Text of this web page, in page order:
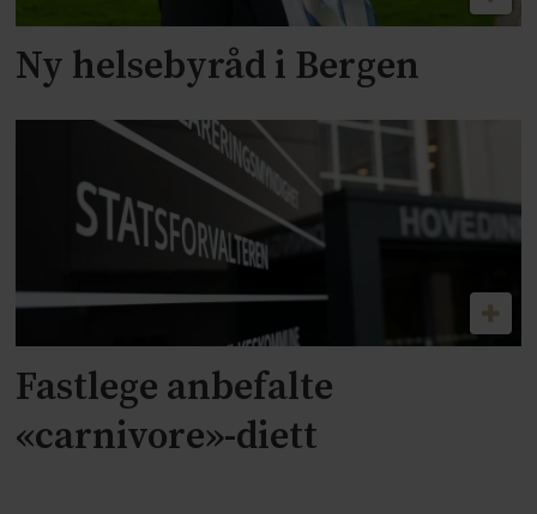
Ny helsebyråd i Bergen
Fastlege anbefalte
«carnivore»-diett